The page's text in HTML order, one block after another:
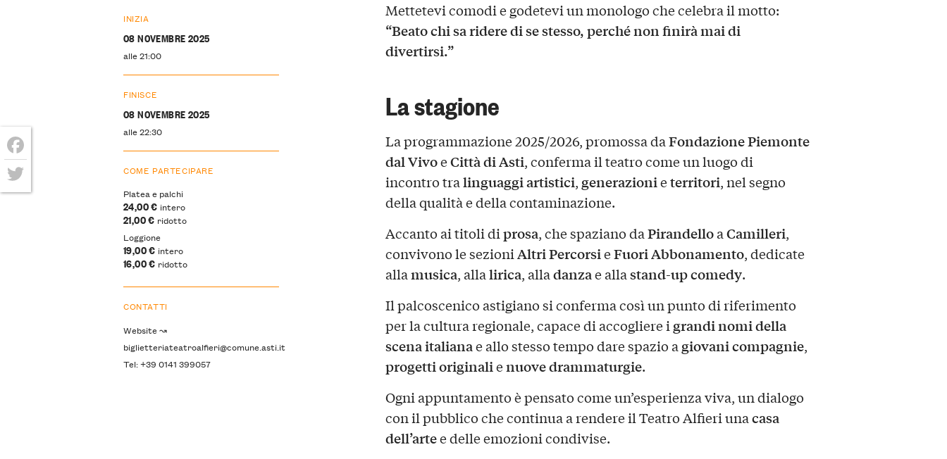
Mettetevi comodi e godetevi un monologo che celebra il motto:
“Beato chi sa ridere di se stesso, perché non finirà mai di
divertirsi.”
La stagione
La programmazione 2025/2026, promossa daFondazione Piemonte
dal VivoeCittà di Asti, conferma il teatro come un luogo di
incontro tralinguaggi artistici, generazionieterritori, nel segno
della qualità e della contaminazione.
Accanto ai titoli diprosa, che spaziano daPirandelloaCamilleri,
convivono le sezioniAltri PercorsieFuori Abbonamento, dedicate
allamusica, allalirica, alladanzae allastand-up comedy.
Il palcoscenico astigiano si conferma così un punto di riferimento
per la cultura regionale, capace di accogliere i grandi nomi della
scena italianae allo stesso tempo dare spazio a giovani compagnie,
progetti originalienuove drammaturgie.
Ogni appuntamento è pensato come un’esperienza viva, un dialogo
con il pubblico che continua a rendere il Teatro Alfieri unacasa
dell’artee delle emozioni condivise.
INIZIA
08 NOVEMBRE 2025
alle 21:00
FINISCE
08 NOVEMBRE 2025
alle 22:30
COME PARTECIPARE
Platea e palchi
24,00 € intero
21,00 € ridotto
Loggione
19,00 € intero
16,00 € ridotto
CONTATTI
Website ↝
biglietteriateatroalfieri@comune.asti.it
Tel: +39 0141 399057
Facebook
Twitter